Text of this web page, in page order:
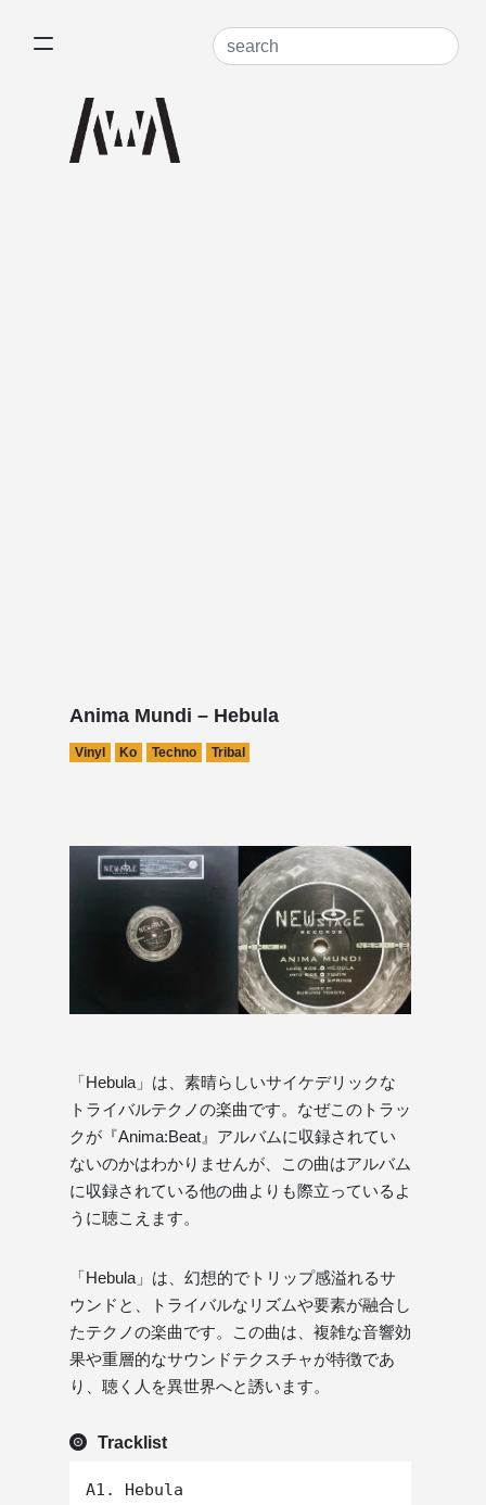
Anima Mundi – Hebula
Vinyl Ko Techno Tribal
「Hebula」は、素晴らしいサイケデリックな
トライバルテクノの楽曲です。なぜこのトラッ
クが『Anima:Beat』アルバムに収録されてい
ないのかはわかりませんが、この曲はアルバム
に収録されている他の曲よりも際立っているよ
うに聴こえます。
「Hebula」は、幻想的でトリップ感溢れるサ
ウンドと、トライバルなリズムや要素が融合し
たテクノの楽曲です。この曲は、複雑な音響効
果や重層的なサウンドテクスチャが特徴であ
り、聴く人を異世界へと誘います。
Tracklist
A1. Hebula